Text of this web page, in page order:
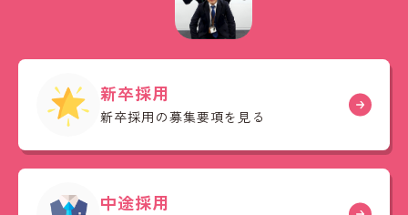
新卒採用
新卒採用の募集要項を見る
中途採用